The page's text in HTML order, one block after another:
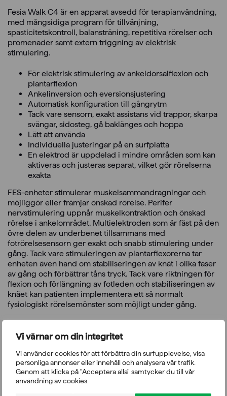
Vi värnar om din integritet
Vi använder cookies för att förbättra din surfupplevelse, visa
personliga annonser eller innehåll och analysera vår trafik.
Genom att klicka på "Acceptera alla" samtycker du till vår
användning av cookies.
Fesia Walk C4 är en apparat avsedd för terapianvändning,
med mångsidiga program för tillvänjning,
spasticitetskontroll, balansträning, repetitiva rörelser och
promenader samt extern triggning av elektrisk
stimulering.
För elektrisk stimulering av ankeldorsalflexion och
plantarflexion
Ankelinversion och eversionsjustering
Automatisk konfiguration till gångrytm
Tack vare sensorn, exakt assistans vid trappor, skarpa
svängar, sidosteg, gå baklänges och hoppa
Lätt att använda
Individuella justeringar på en surfplatta
En elektrod är uppdelad i mindre områden som kan
aktiveras och justeras separat, vilket gör rörelserna
exakta
FES-enheter stimulerar muskelsammandragningar och
möjliggör eller främjar önskad rörelse. Perifer
nervstimulering uppnår muskelkontraktion och önskad
rörelse i ankelområdet. Multielektroden som är fäst på den
övre delen av underbenet tillsammans med
fotrörelsesensorn ger exakt och snabb stimulering under
gång. Tack vare stimuleringen av plantarflexorerna tar
enheten även hand om stabiliseringen av knät i olika faser
av gång och förbättrar tåns tryck. Tack vare riktningen för
flexion och förlängning av fotleden och stabiliseringen av
knäet kan patienten implementera ett så normalt
fysiologiskt rörelsemönster som möjligt under gång.
användas för passiv rörelseträning och spasticitetskontroll.
för patienten och minska svullnaden i extremiteten.
Rörelseträning kan förebygga och bromsa muskelatrofi
och påverka spasticitet. Hantering av spasticitet är en av
de viktigaste fördelarna med utrustningen.